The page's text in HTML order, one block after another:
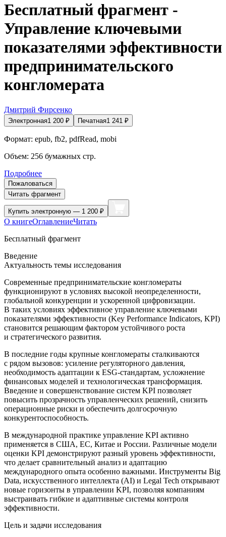
Бесплатный фрагмент -
Управление ключевыми
показателями эффективности
предпринимательского
конгломерата
Дмитрий Фирсенко
Электронная1 200 ₽ Печатная1 241 ₽
Формат: epub, fb2, pdfRead, mobi
Объем: 256 бумажных стр.
Подробнее
Пожаловаться
Читать фрагмент
Купить электронную — 1 200 ₽
О книгеОглавлениеЧитать
Бесплатный фрагмент
Введение
Актуальность темы исследования
Современные предпринимательские конгломераты
функционируют в условиях высокой неопределенности,
глобальной конкуренции и ускоренной цифровизации.
В таких условиях эффективное управление ключевыми
показателями эффективности (Key Performance Indicators, KPI)
становится решающим фактором устойчивого роста
и стратегического развития.
В последние годы крупные конгломераты сталкиваются
с рядом вызовов: усиление регуляторного давления,
необходимость адаптации к ESG-стандартам, усложнение
финансовых моделей и технологическая трансформация.
Введение и совершенствование систем KPI позволяет
повысить прозрачность управленческих решений, снизить
операционные риски и обеспечить долгосрочную
конкурентоспособность.
В международной практике управление KPI активно
применяется в США, ЕС, Китае и России. Различные модели
оценки KPI демонстрируют разный уровень эффективности,
что делает сравнительный анализ и адаптацию
международного опыта особенно важными. Инструменты Big
Data, искусственного интеллекта (AI) и Legal Tech открывают
новые горизонты в управлении KPI, позволяя компаниям
выстраивать гибкие и адаптивные системы контроля
эффективности.
Цель и задачи исследования